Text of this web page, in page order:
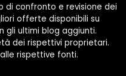
di confronto e revisione dei
offerte disponibili su
gli ultimi blog aggiunti.
dei rispettivi proprietari.
rispettive fonti.